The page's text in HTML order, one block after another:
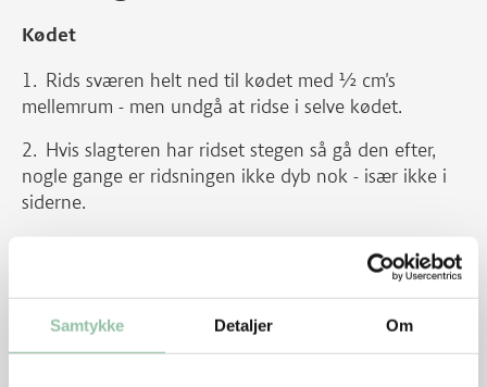
Samtykke Detaljer Om
Kødet
Rids sværen helt ned til kødet med ½ cm's
mellemrum - men undgå at ridse i selve kødet.
Hvis slagteren har ridset stegen så gå den efter,
nogle gange er ridsningen ikke dyb nok - især ikke i
siderne.
Læg stegen på en rist i bradepanden, så sværen
ligger så lige som muligt.